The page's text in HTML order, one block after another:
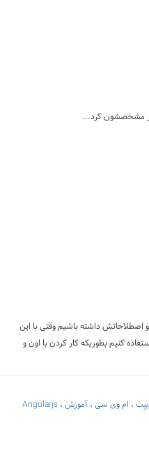
و اصطلاحاتش داشته باشیم وقتی با این
کنیم بطوریکه کار کردن با اون و
، ام وی سی ، آموزش Angularjs ،